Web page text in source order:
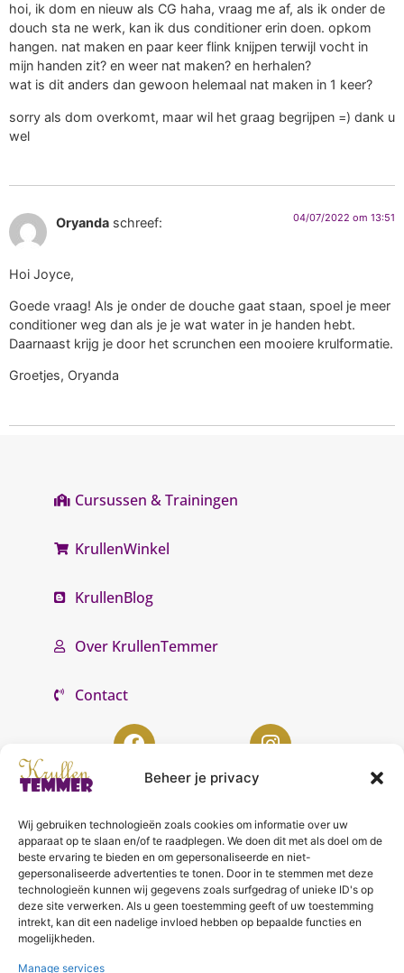
Beheer je privacy
Wij gebruiken technologieën zoals cookies om informatie over uw
apparaat op te slaan en/of te raadplegen. We doen dit met als doel om de
beste ervaring te bieden en om gepersonaliseerde en niet-
gepersonaliseerde advertenties te tonen. Door in te stemmen met deze
technologieën kunnen wij gegevens zoals surfgedrag of unieke ID's op
deze site verwerken. Als u geen toestemming geeft of uw toestemming
intrekt, kan dit een nadelige invloed hebben op bepaalde functies en
mogelijkheden.
Manage services
hoi, ik dom en nieuw als CG haha, vraag me af, als ik onder de
douch sta ne werk, kan ik dus conditioner erin doen. opkom
hangen. nat maken en paar keer flink knijpen terwijl vocht in
mijn handen zit? en weer nat maken? en herhalen?
wat is dit anders dan gewoon helemaal nat maken in 1 keer?
sorry als dom overkomt, maar wil het graag begrijpen =) dank u
wel
Oryanda schreef: 04/07/2022 om 13:51
Hoi Joyce,
Goede vraag! Als je onder de douche gaat staan, spoel je meer
conditioner weg dan als je je wat water in je handen hebt.
Daarnaast krijg je door het scrunchen een mooiere krulformatie.
Groetjes, Oryanda
Cursussen & Trainingen
KrullenWinkel
KrullenBlog
Over KrullenTemmer
Contact
KrullenTemmer Lelystad
Punter 10 02
8242 DC Lelystad
0643996868